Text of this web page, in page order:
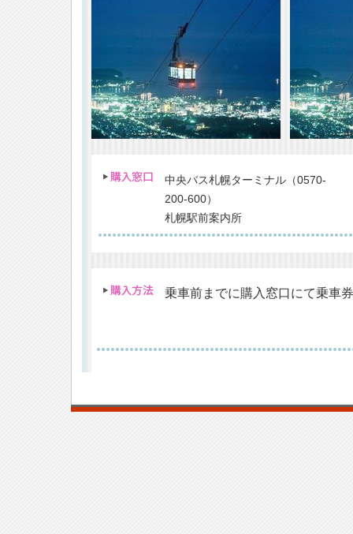
中央バス札幌ターミナル（0570-
200-600）
札幌駅前案内所
乗車前までに購入窓口にて乗車